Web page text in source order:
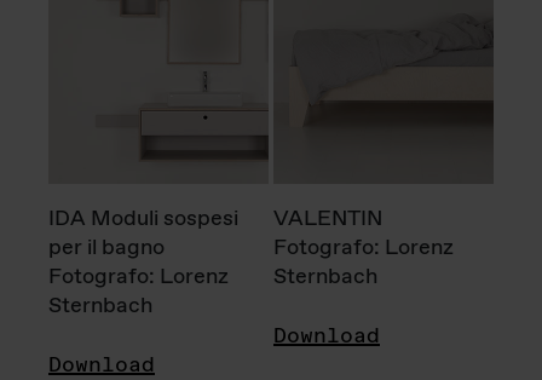
IDA Moduli sospesi
per il bagno
Fotografo: Lorenz
Sternbach
Download
VALENTIN
Fotografo: Lorenz
Sternbach
Download